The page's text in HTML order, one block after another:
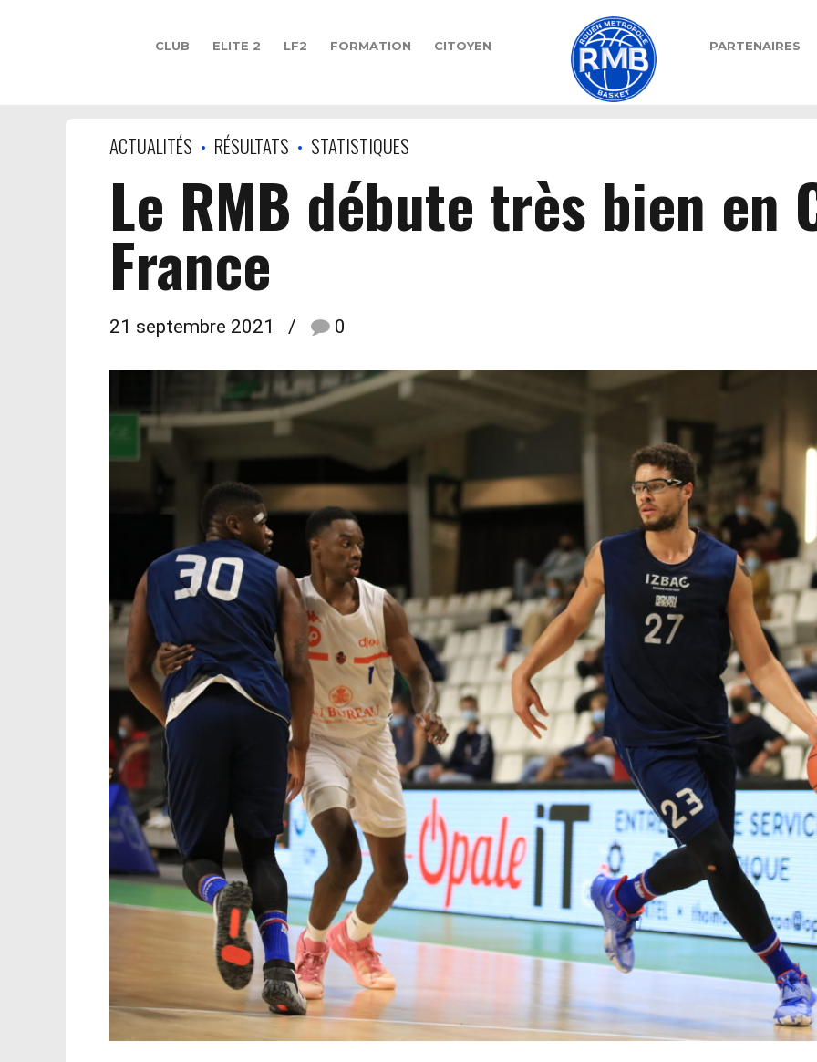
CLUB ELITE 2 LF2 FORMATION CITOYEN PARTENAIRES
ACTUALITÉS RÉSULTATS STATISTIQUES
Le RMB débute très bien en
France
21 septembre 2021 0